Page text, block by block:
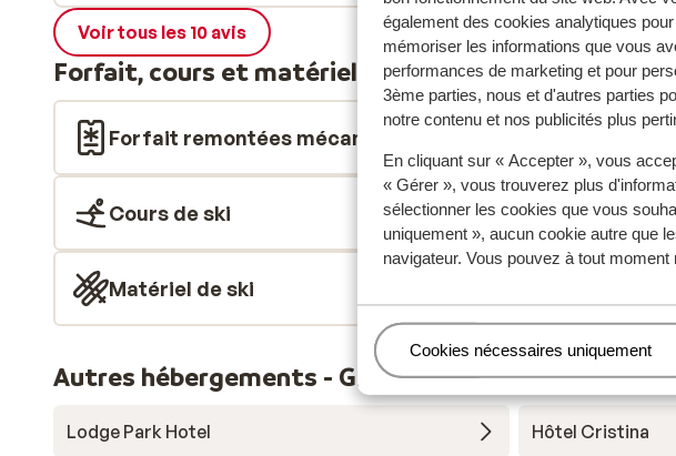
également des cookies analytiques
mémoriser les informations que vous
performances de marketing et pour
3ème parties, nous et d'autres parties
notre contenu et nos publicités plus
En cliquant sur « Accepter », vous
« Gérer », vous trouverez plus
sélectionner les cookies que vous
uniquement », aucun cookie autre que
navigateur. Vous pouvez à tout
Gérer
Cookies nécessaires uniquement
Voir tous les 10 avis
Forfait, cours et matériel de ski
Forfait remontées mécaniques
Cours de ski
Matériel de ski
Autres hébergements - Grandvalira
Lodge Park Hotel Hôtel Cristina